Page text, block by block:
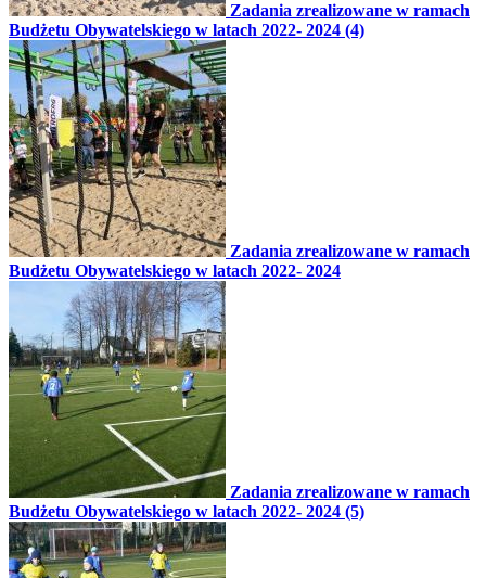
Zadania zrealizowane w ramach
Budżetu Obywatelskiego w latach 2022- 2024 (4)
Zadania zrealizowane w ramach
Budżetu Obywatelskiego w latach 2022- 2024
Zadania zrealizowane w ramach
Budżetu Obywatelskiego w latach 2022- 2024 (5)